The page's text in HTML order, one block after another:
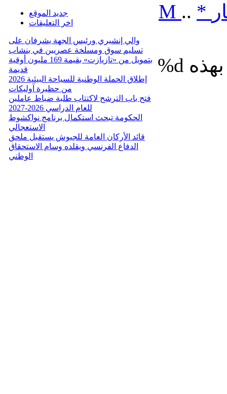
جديد الموقع
اخر التعليقات
والي إنشيري ورئيس الجهة يشرفان على
تسليم سوق ومسلخة عصريين في بنشاب
بتمويل من «تازيازت» بقيمة 169 مليون أوقية
قديمة
إطلاق الحملة الوطنية للسياحة البيئية 2026
من حظيرة آوليكات
فتح باب الترشح لاكتتاب طلبة ضباط عاملين
للعام الدراسي 2026-2027
الحكومة تبحث استكمال برنامج نواكشوط
الاستعجالي
قائد الأركان العامة للجيوش يستقبل ملحق
الدفاع الفرنسي ويقلده وسام الاستحقاق
الوطني
M .. *
%d